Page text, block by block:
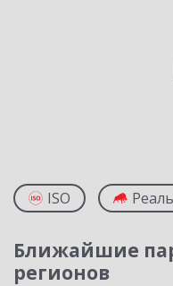
ISO
Ближайшие
регионов